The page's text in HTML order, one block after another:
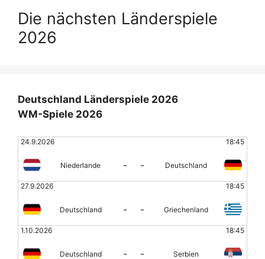
Die nächsten Länderspiele
2026
Deutschland Länderspiele 2026
WM-Spiele 2026
24.9.2026 18:45
Niederlande - - Deutschland
27.9.2026 18:45
Deutschland - - Griechenland
1.10.2026 18:45
Deutschland - - Serbien